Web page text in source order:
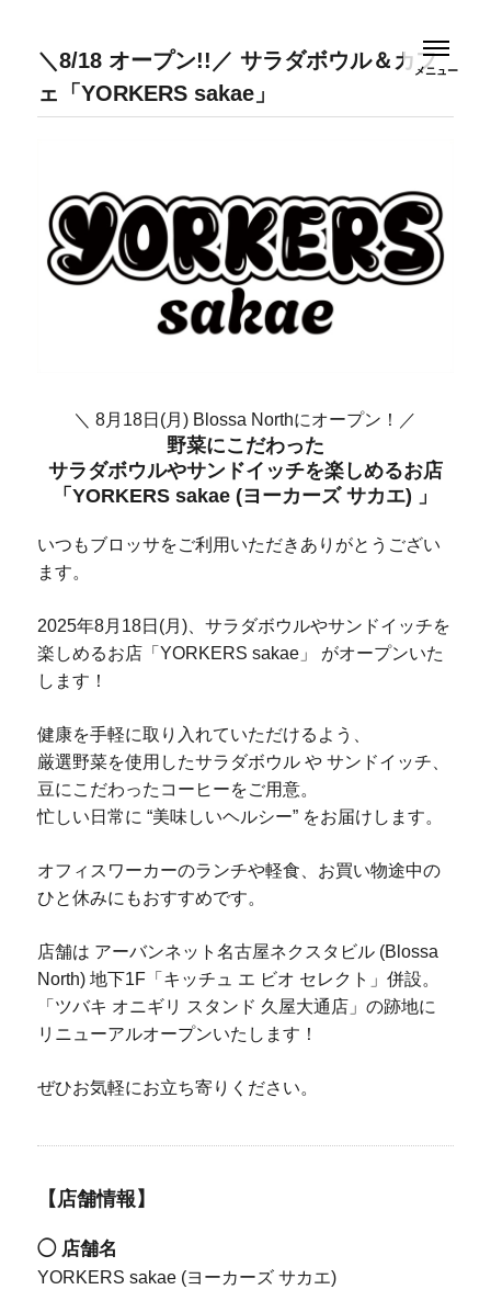
＼8/18 オープン!!／ サラダボウル＆カフ
ェ「YORKERS sakae」
＼ 8月18日(月) Blossa Northにオープン！／
野菜にこだわった
サラダボウルやサンドイッチを楽しめるお店
「YORKERS sakae (ヨーカーズ サカエ) 」
いつもブロッサをご利用いただきありがとうござい
ます。
2025年8月18日(月)、サラダボウルやサンドイッチを
楽しめるお店「YORKERS sakae」 がオープンいた
します！
健康を手軽に取り入れていただけるよう、
厳選野菜を使用したサラダボウル や サンドイッチ、
豆にこだわったコーヒーをご用意。
忙しい日常に “美味しいヘルシー” をお届けします。
オフィスワーカーのランチや軽食、お買い物途中の
ひと休みにもおすすめです。
店舗は アーバンネット名古屋ネクスタビル (Blossa
North) 地下1F「キッチュ エ ビオ セレクト」併設。
「ツバキ オニギリ スタンド 久屋大通店」の跡地に
リニューアルオープンいたします！
ぜひお気軽にお立ち寄りください。
【店舗情報】
◯ 店舗名
YORKERS sakae (ヨーカーズ サカエ)